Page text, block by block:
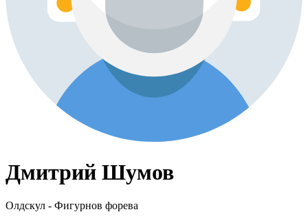
Дмитрий Шумов
Олдскул - Фигурнов форева